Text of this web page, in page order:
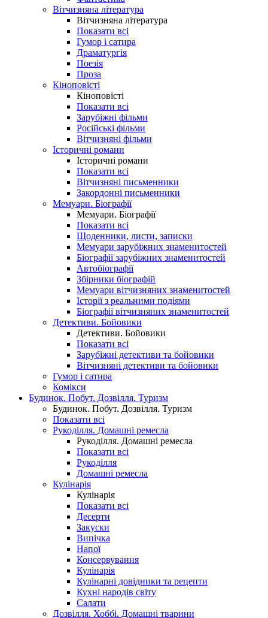
Вітчизняна література
Вітчизняна література
Показати всі
Гумор і сатира
Драматургія
Поезія
Проза
Кіноповісті
Кіноповісті
Показати всі
Зарубіжні фільми
Російські фільми
Вітчизняні фільми
Історичні романи
Історичні романи
Показати всі
Вітчизняні письменники
Закордонні письменники
Мемуари. Біографії
Мемуари. Біографії
Показати всі
Щоденники, листи, записки
Мемуари зарубіжних знаменитостей
Біографії зарубіжних знаменитостей
Автобіографії
Збірники біографій
Мемуари вітчизняних знаменитостей
Історії з реальними подіями
Біографії вітчизняних знаменитостей
Детективи. Бойовики
Детективи. Бойовики
Показати всі
Зарубіжні детективи та бойовики
Вітчизняні детективи та бойовики
Гумор і сатира
Комікси
Будинок. Побут. Дозвілля. Туризм
Будинок. Побут. Дозвілля. Туризм
Показати всі
Рукоділля. Домашні ремесла
Рукоділля. Домашні ремесла
Показати всі
Рукоділля
Домашні ремесла
Кулінарія
Кулінарія
Показати всі
Десерти
Закуски
Випічка
Напої
Консервування
Кулінарія
Кулінарні довідники та рецепти
Кухні народів світу
Салати
Дозвілля. Хоббі. Домашні тварини